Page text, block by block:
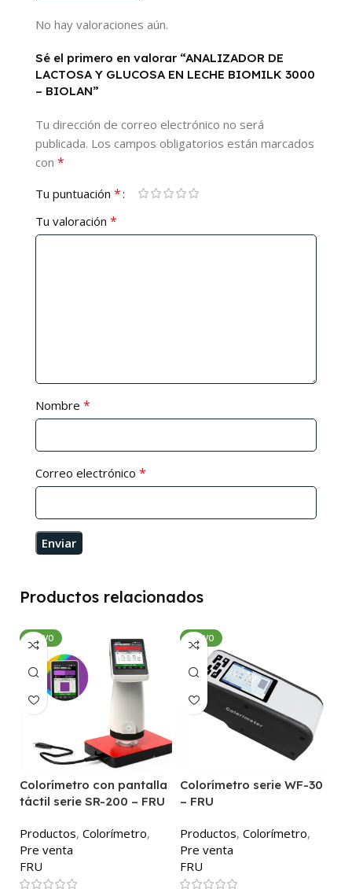
No hay valoraciones aún.
Sé el primero en valorar “ANALIZADOR DE
LACTOSA Y GLUCOSA EN LECHE BIOMILK 3000
– BIOLAN”
Tu dirección de correo electrónico no será
publicada. Los campos obligatorios están marcados
con *
Tu puntuación *
Tu valoración *
Nombre *
Correo electrónico *
Productos relacionados
NUEVO
Colorímetro con pantalla
táctil serie SR-200 – FRU
Productos, Colorímetro,
Pre venta
FRU
NUEVO
Colorímetro serie WF-30
– FRU
Productos, Colorímetro,
Pre venta
FRU